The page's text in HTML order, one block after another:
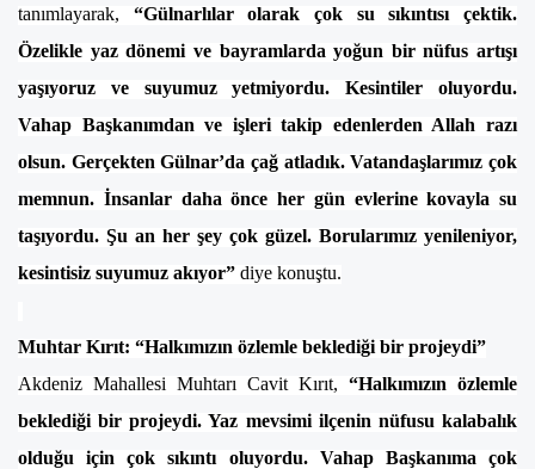
tanımlayarak, “Gülnarlılar olarak çok su sıkıntısı çektik.
Özelikle yaz dönemi ve bayramlarda yoğun bir nüfus artışı
yaşıyoruz ve suyumuz yetmiyordu. Kesintiler oluyordu.
Vahap Başkanımdan ve işleri takip edenlerden Allah razı
olsun. Gerçekten Gülnar’da çağ atladık. Vatandaşlarımız çok
memnun. İnsanlar daha önce her gün evlerine kovayla su
taşıyordu. Şu an her şey çok güzel. Borularımız yenileniyor,
kesintisiz suyumuz akıyor” diye konuştu.
Muhtar Kırıt: “Halkımızın özlemle beklediği bir projeydi”
Akdeniz Mahallesi Muhtarı Cavit Kırıt, “Halkımızın özlemle
beklediği bir projeydi. Yaz mevsimi ilçenin nüfusu kalabalık
olduğu için çok sıkıntı oluyordu. Vahap Başkanıma çok